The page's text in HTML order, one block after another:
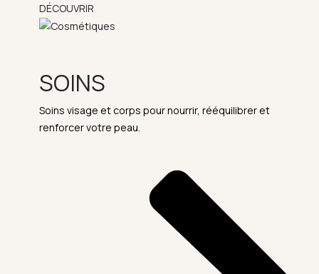
DÉCOUVRIR
SOINS
Soins visage et corps pour nourrir, rééquilibrer et
renforcer votre peau.